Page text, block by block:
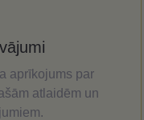
aprīkojums par
atlaidēm un